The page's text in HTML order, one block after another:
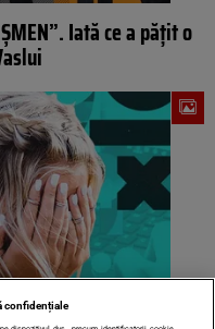
Iată ce a pățit o
confidențiale